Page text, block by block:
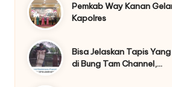
Pemkab Way Kanan
Kapolres
Bisa Jelaskan Tapis
di Bung Tam Channel,…